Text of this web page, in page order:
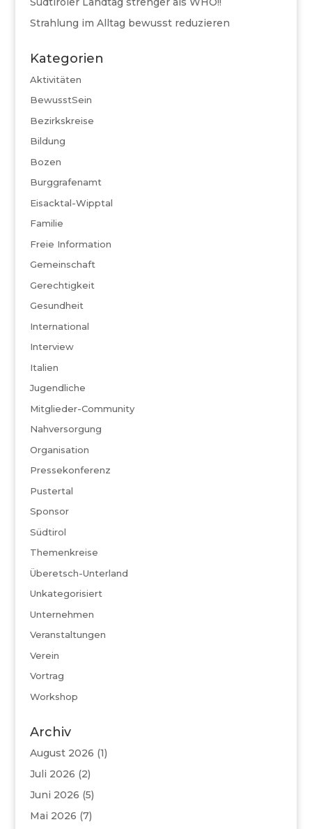
Strahlung im Alltag bewusst reduzieren
Kategorien
Aktivitäten
BewusstSein
Bezirkskreise
Bildung
Bozen
Burggrafenamt
Eisacktal-Wipptal
Familie
Freie Information
Gemeinschaft
Gerechtigkeit
Gesundheit
International
Interview
Italien
Jugendliche
Mitglieder-Community
Nahversorgung
Organisation
Pressekonferenz
Pustertal
Sponsor
Südtirol
Themenkreise
Überetsch-Unterland
Unkategorisiert
Unternehmen
Veranstaltungen
Verein
Vortrag
Workshop
Archiv
August 2026 (1)
Juli 2026 (2)
Juni 2026 (5)
Mai 2026 (7)